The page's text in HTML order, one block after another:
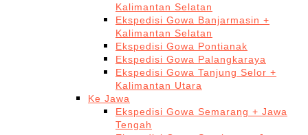
Kalimantan Selatan
Ekspedisi Gowa Banjarmasin +
Kalimantan Selatan
Ekspedisi Gowa Pontianak
Ekspedisi Gowa Palangkaraya
Ekspedisi Gowa Tanjung Selor +
Kalimantan Utara
Ke Jawa
Ekspedisi Gowa Semarang + Jawa
Tengah